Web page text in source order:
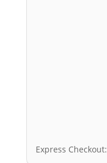
Express Checkout: